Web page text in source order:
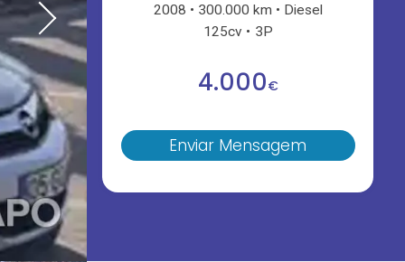
2008 300.000 km
Diesel
125cv
3P
4.000€
Enviar Mensagem